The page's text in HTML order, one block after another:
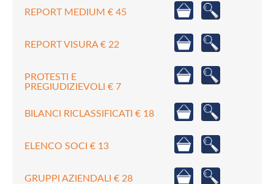
REPORT MEDIUM € 45
REPORT VISURA € 22
PROTESTI E
PREGIUDIZIEVOLI € 7
BILANCI RICLASSIFICATI € 18
ELENCO SOCI € 13
GRUPPI AZIENDALI € 28